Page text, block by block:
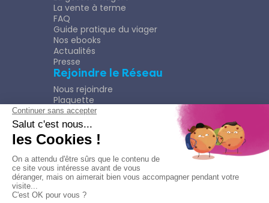
La vente à terme
FAQ
Guide pratique du viager
Nos ebooks
Actualités
Presse
Rejoindre le Réseau
Nous rejoindre
Plaquette
Confidentialité
Plan du site
Mentions légales